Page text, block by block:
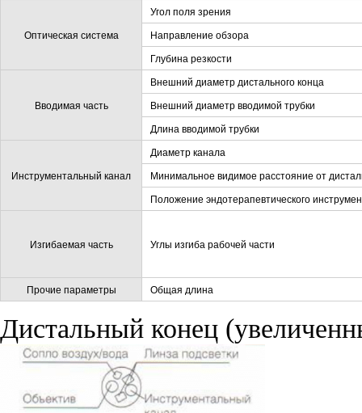
Оптическая система
Угол поля зрения
Направление обзора
Глубина резкости
Вводимая часть
Внешний диаметр дистального конца
Внешний диаметр вводимой трубки
Длина вводимой трубки
Инструментальный канал
Диаметр канала
Минимальное видимое расстояние от
Положение эндотерапевтического
Изгибаемая часть Углы изгиба рабочей части
Прочие параметры Общая длина
Дистальный конец